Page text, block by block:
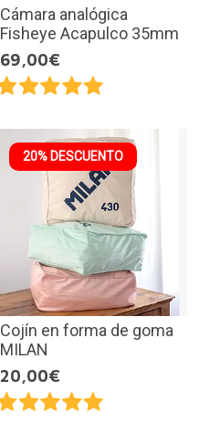
Cámara analógica
Fisheye Acapulco 35mm
69,00€
20% DESCUENTO
Cojín en forma de goma
MILAN
20,00€